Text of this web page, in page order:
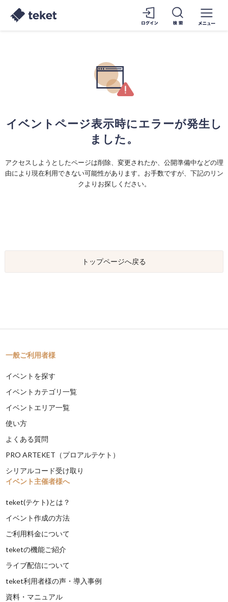
イベントページ表示時にエラーが発生し
ました。
アクセスしようとしたページは削除、変更されたか、公開準備中などの理
由により現在利用できない可能性があります。お手数ですが、下記のリン
クよりお探しください。
トップページへ戻る
一般ご利用者様
イベントを探す
イベントカテゴリ一覧
イベントエリア一覧
使い方
よくある質問
PRO ARTEKET（プロアルテケト）
シリアルコード受け取り
イベント主催者様へ
teket(テケト)とは？
イベント作成の方法
ご利用料金について
teketの機能ご紹介
ライブ配信について
teket利用者様の声・導入事例
資料・マニュアル